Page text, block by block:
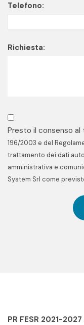
Telefono:
Richiesta:
Presto il consenso
196/2003 e del
trattamento dei dati
amministrativa e
System Srl come
PR FESR 2021-2027